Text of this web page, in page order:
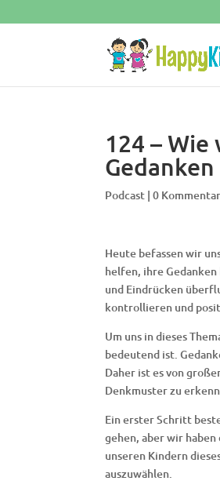
124 –
Podcast |0
Heute befassen wir
helfen, ihre
und Eindrücken
kontrollieren und
Um uns in dieses
bedeutend ist.
Daher ist es von
Denkmuster zu
Ein erster Schritt
gehen, aber wir
unseren Kindern
auszuwählen.